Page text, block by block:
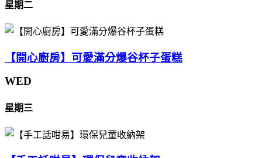
星期二
【開心廚房】可愛滿分爆谷杯子蛋糕
WED
星期三